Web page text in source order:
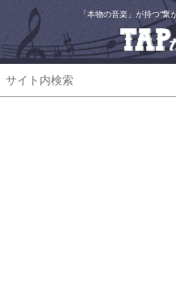
「本物の音楽」が持つ“繋